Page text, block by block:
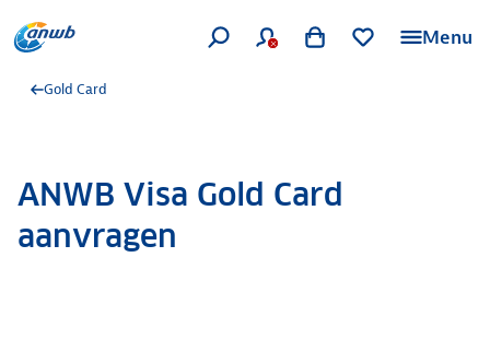
Menu
Gold Card
ANWB Visa Gold Card
aanvragen